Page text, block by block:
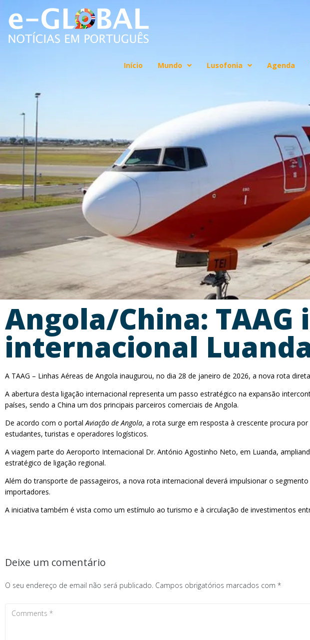
Início Mundo Lusofonia Agenda
Angola/China:
internacional
A TAAG – Linhas Aéreas de Angola inaugurou, no dia 28 de janeiro de 2026, a nova rota
A abertura desta ligação internacional representa um passo estratégico na expansão
países, sendo a China um dos principais parceiros comerciais de Angola.
De acordo com o portalAviação de Angola, a rota surge em resposta à crescente procura
estudantes, turistas e operadores logísticos.
A viagem parte do Aeroporto Internacional Dr. António Agostinho Neto, em Luanda,
estratégico de ligação regional.
Além do transporte de passageiros, a nova rota internacional deverá impulsionar o
importadores.
A iniciativa também é vista como um estímulo ao turismo e à circulação de investimentos
Deixe um comentário
O seu endereço de email não será publicado. Campos obrigatórios marcados com *